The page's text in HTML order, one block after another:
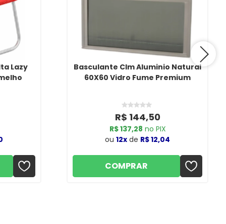
Lazy
Basculante Clm Aluminio Natural
60X60 Vidro Fume Premium
R$ 144,50
R$ 137,28 no PIX
ou 12x de R$ 12,04
COMPRAR